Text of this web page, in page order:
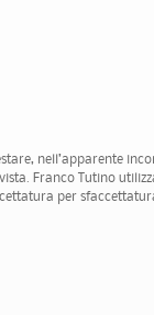
nell’apparente
Franco Tutino
per